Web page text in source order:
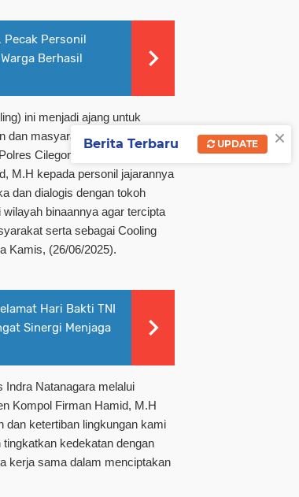
Pecak Personil
Berhasil
ini menjadi ajang untuk
dan masyarakat, seperti yang
Cilegon atas perintah
M.H kepada personil jajarannya
dan dialogis dengan tokoh
binaannya agar tercipta
serta sebagai Cooling
Kamis, (26/06/2025).
Hari Bakti TNI
Sinergi Menjaga
Indra Natanagara melalui
Kompol Firman Hamid, M.H
dan ketertiban lingkungan kami
kedekatan dengan
kerja sama dalam menciptakan
×
Berita Terbaru UPDATE